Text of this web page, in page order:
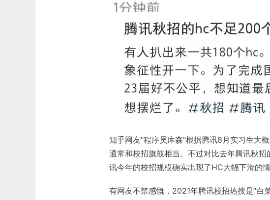
知乎网友“程序员库森”根据腾讯8月实习生大
通常和校招旗鼓相当。不过对比去年腾讯秋
讯今年的校招规模确实出现了HC大幅下滑的情
有网友不禁感慨，2021年腾讯校招热搜是“白